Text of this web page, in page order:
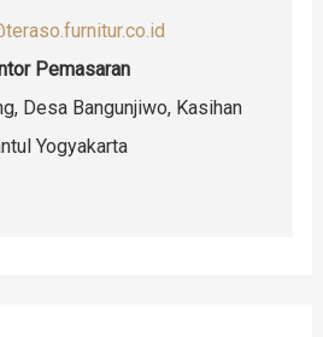
Pemasaran
Desa Bangunjiwo, Kasihan
Yogyakarta